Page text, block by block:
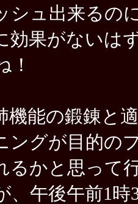
シュ出来るの
効果がないは
！
機能の鍛錬と
ングが目的の
るかと思って
、午後午前1時